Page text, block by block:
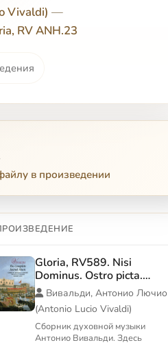
Vivaldi) —
RV ANH.23
в произведении
Gloria, RV589. Nisi
Dominus. Ostro picta.
Gloria, RV ANH.23
Вивальди, Антонио Лючио
(Antonio Lucio Vivaldi)
Сборник духовной музыки
Антонио Вивальди. Здесь